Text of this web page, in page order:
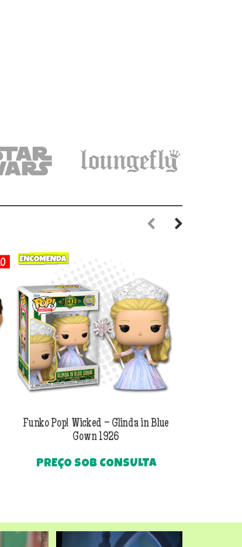
Funko Pop! Wicked – Glinda in Blue
Gown 1926
PREÇO SOB CONSULTA